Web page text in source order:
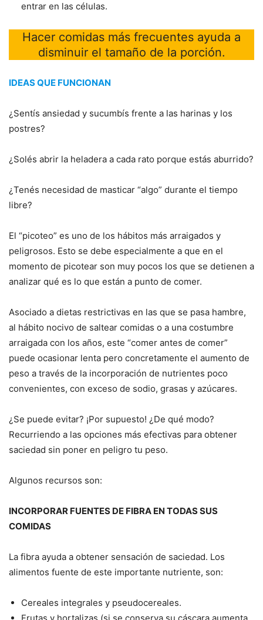
entrar en las células.
Hacer comidas más frecuentes ayuda a
disminuir el tamaño de la porción.
IDEAS QUE FUNCIONAN
¿Sentís ansiedad y sucumbís frente a las harinas y los
postres?
¿Solés abrir la heladera a cada rato porque estás aburrido?
¿Tenés necesidad de masticar “algo” durante el tiempo
libre?
El “picoteo” es uno de los hábitos más arraigados y
peligrosos. Esto se debe especialmente a que en el
momento de picotear son muy pocos los que se detienen a
analizar qué es lo que están a punto de comer.
Asociado a dietas restrictivas en las que se pasa hambre,
al hábito nocivo de saltear comidas o a una costumbre
arraigada con los años, este “comer antes de comer”
puede ocasionar lenta pero concretamente el aumento de
peso a través de la incorporación de nutrientes poco
convenientes, con exceso de sodio, grasas y azúcares.
¿Se puede evitar? ¡Por supuesto! ¿De qué modo?
Recurriendo a las opciones más efectivas para obtener
saciedad sin poner en peligro tu peso.
Algunos recursos son:
INCORPORAR FUENTES DE FIBRA EN TODAS SUS
COMIDAS
La fibra ayuda a obtener sensación de saciedad. Los
alimentos fuente de este importante nutriente, son:
Cereales integrales y pseudocereales.